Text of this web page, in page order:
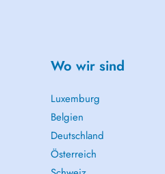
Wo wir sind
Luxemburg
Belgien
Deutschland
Österreich